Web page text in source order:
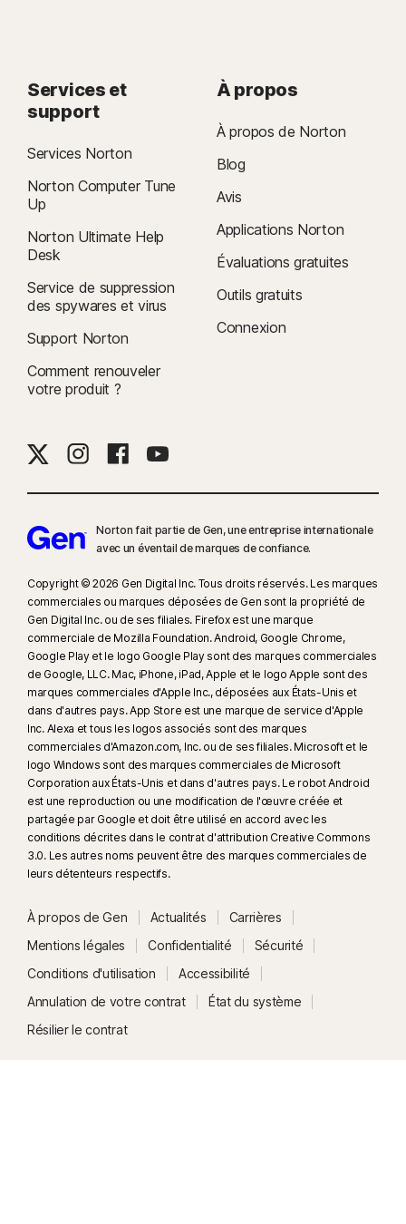
Services et
support
Services Norton
Norton Computer Tune
Up
Norton Ultimate Help
Desk
Service de suppression
des spywares et virus
Support Norton
Comment renouveler
votre produit ?
À propos
À propos de Norton
Blog
Avis
Applications Norton
Évaluations gratuites
Outils gratuits
Connexion
Norton fait partie de Gen, une entreprise internationale
avec un éventail de marques de confiance.​
Copyright © 2026 Gen Digital Inc. Tous droits réservés. Les marques
commerciales ou marques déposées de Gen sont la propriété de
Gen Digital Inc. ou de ses filiales. Firefox est une marque
commerciale de Mozilla Foundation. Android, Google Chrome,
Google Play et le logo Google Play sont des marques commerciales
de Google, LLC. Mac, iPhone, iPad, Apple et le logo Apple sont des
marques commerciales d'Apple Inc., déposées aux États-Unis et
dans d'autres pays. App Store est une marque de service d'Apple
Inc. Alexa et tous les logos associés sont des marques
commerciales d'Amazon.com, Inc. ou de ses filiales. Microsoft et le
logo Windows sont des marques commerciales de Microsoft
Corporation aux États-Unis et dans d'autres pays. Le robot Android
est une reproduction ou une modification de l'œuvre créée et
partagée par Google et doit être utilisé en accord avec les
conditions décrites dans le contrat d'attribution Creative Commons
3.0. Les autres noms peuvent être des marques commerciales de
leurs détenteurs respectifs.
À propos de Gen Actualités
Carrières
Mentions légales
Confidentialité
Sécurité
Conditions d'utilisation
Accessibilité
Annulation de votre contrat
État du système
Résilier le contrat